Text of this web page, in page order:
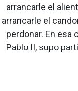
arrancarle el
arrancarle el
perdonar. En esa
Pablo II, supo